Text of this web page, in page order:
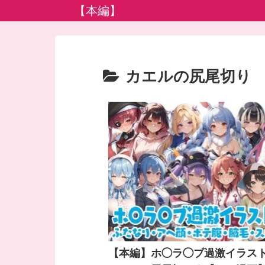
【本編】
カエルの尻尾切り
【本編】ホ◯ラ◯ブ過激イラス